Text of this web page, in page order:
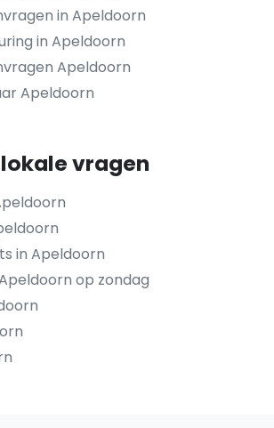
in Apeldoorn
in Apeldoorn
Apeldoorn
Apeldoorn
vragen
in Apeldoorn
op zondag